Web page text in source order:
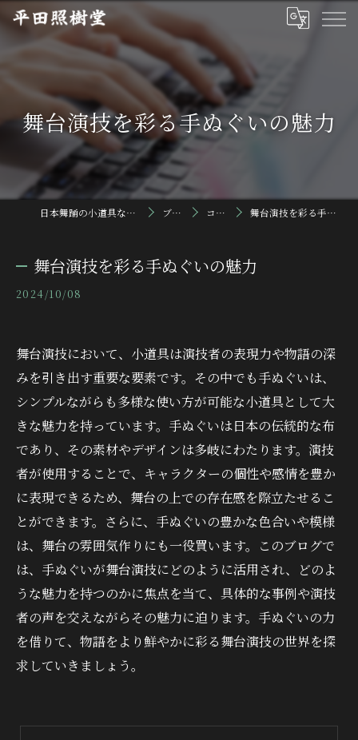
舞台演技を彩る手ぬぐいの魅力
日本舞踊の小道具なら平田照樹堂 ブログ コラム 舞台演技を彩る手ぬぐいの魅力
舞台演技を彩る手ぬぐいの魅力
2024/10/08
舞台演技において、小道具は演技者の表現力や物語の深
みを引き出す重要な要素です。その中でも手ぬぐいは、
シンプルながらも多様な使い方が可能な小道具として大
きな魅力を持っています。手ぬぐいは日本の伝統的な布
であり、その素材やデザインは多岐にわたります。演技
者が使用することで、キャラクターの個性や感情を豊か
に表現できるため、舞台の上での存在感を際立たせるこ
とができます。さらに、手ぬぐいの豊かな色合いや模様
は、舞台の雰囲気作りにも一役買います。このブログで
は、手ぬぐいが舞台演技にどのように活用され、どのよ
うな魅力を持つのかに焦点を当て、具体的な事例や演技
者の声を交えながらその魅力に迫ります。手ぬぐいの力
を借りて、物語をより鮮やかに彩る舞台演技の世界を探
求していきましょう。